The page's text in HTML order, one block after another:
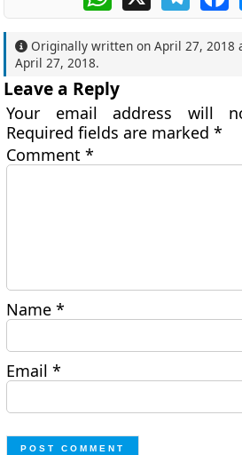
Originally written onApril 27, 2018
April 27, 2018.
Leave a Reply
Your email address will
Required fields are marked*
Comment*
Name*
Email*